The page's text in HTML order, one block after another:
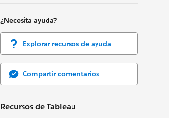
¿Necesita ayuda?
Explorar recursos de ayuda
Compartir comentarios
Recursos de Tableau